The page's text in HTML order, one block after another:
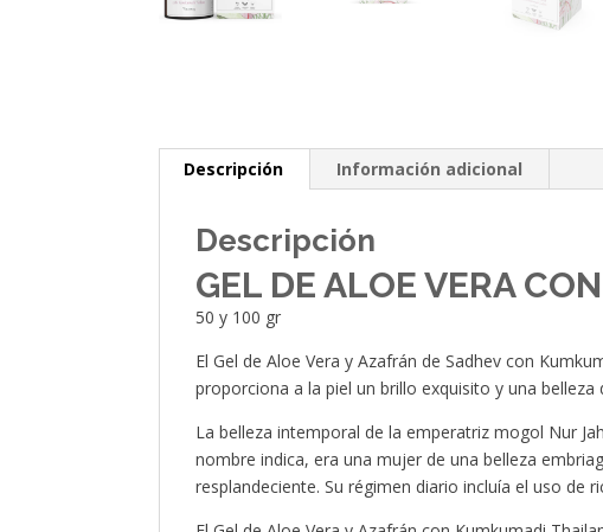
Descripción Información adicional
Descripción
GEL DE ALOE VERA
50 y 100 gr
El Gel de Aloe Vera y Azafrán de Sadhev con
proporciona a la piel un brillo exquisito y una belleza
La belleza intemporal de la emperatriz mogol Nur
nombre indica, era una mujer de una belleza
resplandeciente. Su régimen diario incluía el uso de